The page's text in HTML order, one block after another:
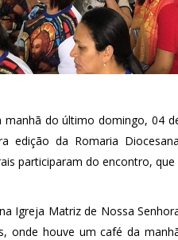
manhã do último domingo, 04
edição da Romaria
participaram do encontro,
Igreja Matriz de Nossa
onde houve um café da